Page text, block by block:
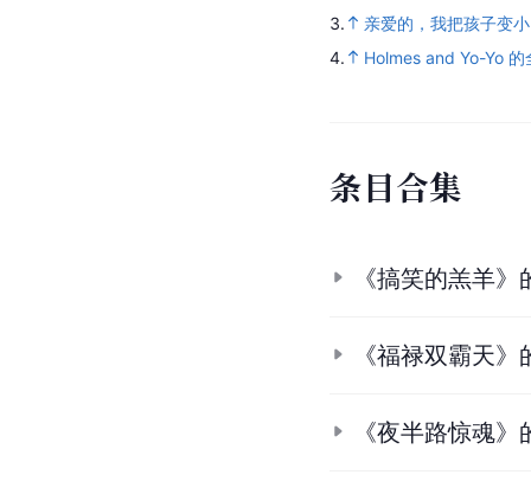
3.
亲爱的，我把孩子变
4.
Holmes and Yo-Yo 的
条目合集
《搞笑的羔羊
《福禄双霸天
《夜半路惊魂